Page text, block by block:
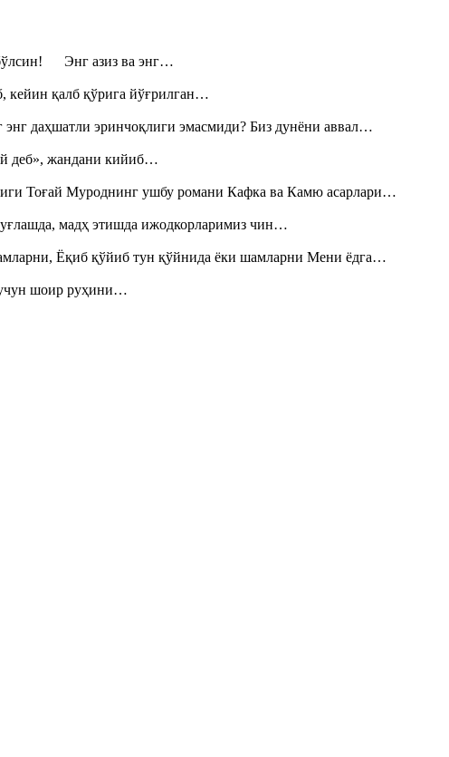
бўлсин! Энг азиз ва энг…
кейин қалб қўрига йўғрилган…
даҳшатли эринчоқлиги эмасмиди? Биз дунёни аввал…
деб», жандани кийиб…
Тоғай Муроднинг ушбу романи Кафка ва Камю асарлари…
мадҳ этишда ижодкорларимиз чин…
Ёқиб қўйиб тун қўйнида ёки шамларни Мени ёдга…
шоир руҳини…